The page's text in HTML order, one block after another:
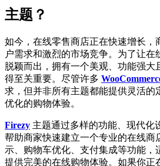
主题？
如今，在线零售商店正在快速增长，
户需求和激烈的市场竞争。为了让在
脱颖而出，拥有一个美观、功能强大
得至关重要。尽管许多
求，但并非所有主题都能提供灵活的
优化的购物体验。
Firezy 主题通过多样的功能、现代化
帮助商家快速建立一个专业的在线商
示、购物车优化、支付集成等功能，
提供完美的在线购物体验。如果你正